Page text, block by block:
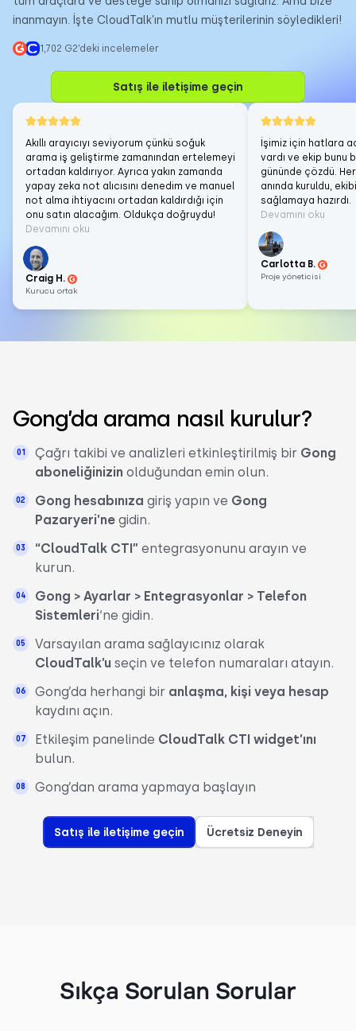
inanmayın. İşte CloudTalk’ın mutlu müşterilerinin söyledikleri!
1,702 G2’deki incelemeler
Satış ile iletişime geçin
Akıllı arayıcıyı seviyorum çünkü soğuk
arama iş geliştirme zamanından ertelemeyi
ortadan kaldırıyor. Ayrıca yakın zamanda
yapay zeka not alıcısını denedim ve manuel
not alma ihtiyacını ortadan kaldırdığı için
onu satın alacağım. Oldukça doğruydu!
Devamını oku
Craig H.
Kurucu ortak
İşimiz için hatlara
vardı ve ekip bunu
gününde çözdü.
anında kuruldu,
sağlamaya hazırdı.
Devamını oku
Carlotta B.
Proje yöneticisi
Gong’da arama nasıl kurulur?
Çağrı takibi ve analizleri etkinleştirilmiş bir Gong
aboneliğinizin olduğundan emin olun.
Gong hesabınıza giriş yapın ve Gong
Pazaryeri’ne gidin.
“CloudTalk CTI” entegrasyonunu arayın ve
kurun.
Gong > Ayarlar > Entegrasyonlar > Telefon
Sistemleri‘ne gidin.
Varsayılan arama sağlayıcınız olarak
CloudTalk’u seçin ve telefon numaraları atayın.
Gong’da herhangi bir anlaşma, kişi veya hesap
kaydını açın.
Etkileşim panelinde CloudTalk CTI widget’ını
bulun.
Gong’dan arama yapmaya başlayın
Satış ile iletişime geçin Ücretsiz Deneyin
Sıkça Sorulan Sorular